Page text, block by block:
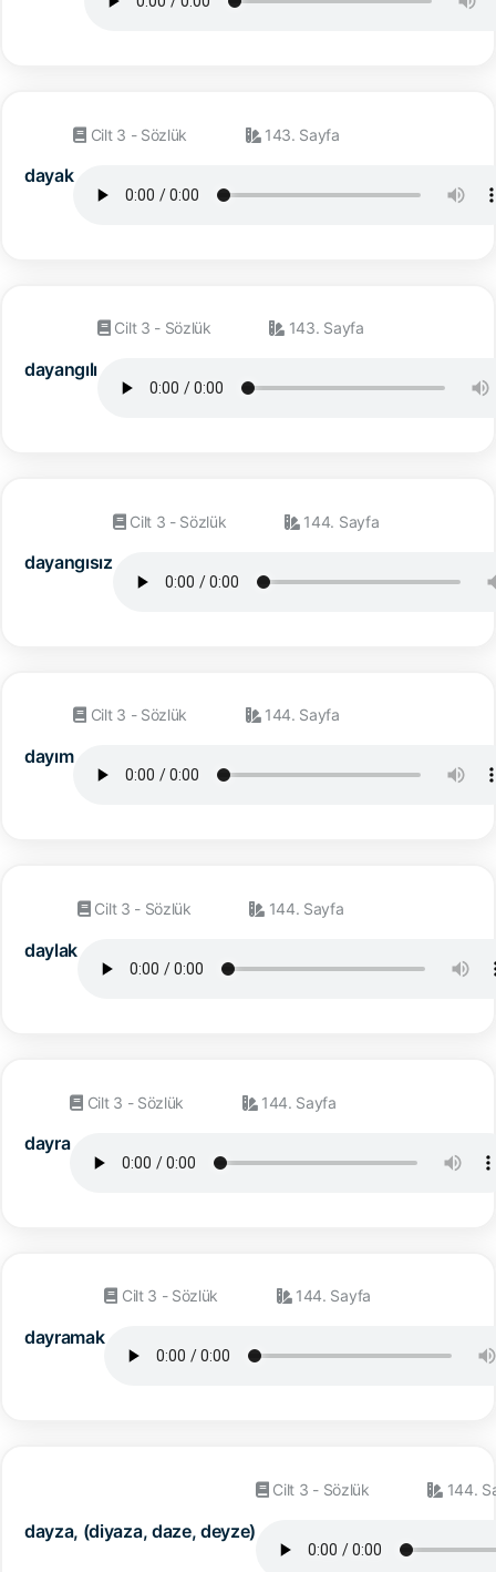
dayak
Cilt 3 - Sözlük 143. Sayfa
dayangılı
Cilt 3 - Sözlük 143. Sayfa
dayangısız
Cilt 3 - Sözlük 144. Sayfa
dayım
Cilt 3 - Sözlük 144. Sayfa
daylak
Cilt 3 - Sözlük 144. Sayfa
dayra
Cilt 3 - Sözlük 144. Sayfa
dayramak
Cilt 3 - Sözlük 144. Sayfa
dayza, (diyaza, daze, deyze)
Cilt 3 - Sözlük 144.